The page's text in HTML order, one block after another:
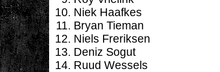
Niek Haafkes
Bryan Tieman
Niels Freriksen
Deniz Sogut
Ruud Wessels